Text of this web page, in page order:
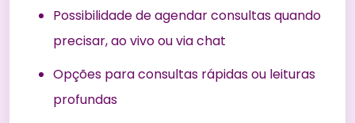
Possibilidade de agendar consultas quando
precisar, ao vivo ou via chat
Opções para consultas rápidas ou leituras
profundas